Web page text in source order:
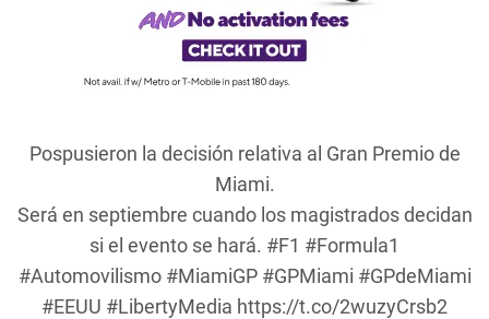
Pospusieron la decisión relativa al Gran Premio de
Miami.
Será en septiembre cuando los magistrados decidan
si el evento se hará. #F1 #Formula1
#Automovilismo #MiamiGP #GPMiami #GPdeMiami
#EEUU #LibertyMedia https://t.co/2wuzyCrsb2